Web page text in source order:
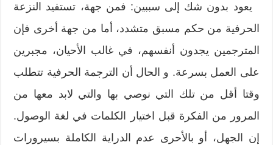
يعود بدون شك إلى سببين: فمن جهة، تستفيد النزعة
الحرفية من حكم مسبق متشدد، أما من جهة أخرى فإن
المترجمين يجدون أنفسهم، في غالب الأحيان، مجبرين
على العمل بسرعة. و الحال أن الترجمة الحرفية تتطلب
وقتا أقل من تلك التي نوصي بها والتي لابد معها من
المرور من الفكرة قبل اختيار الكلمات في لغة الوصول.
إن الجهل، أو بالأحرى عدم الدراية الكاملة بسيرورات